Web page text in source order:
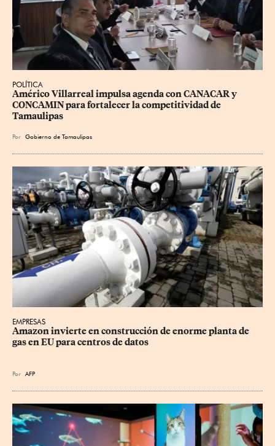
POLÍTICA
Américo Villarreal impulsa agenda con CANACAR y
CONCAMIN para fortalecer la competitividad de
Tamaulipas
Por Gobierno de Tamaulipas
EMPRESAS
Amazon invierte en construcción de enorme planta de
gas en EU para centros de datos
Por AFP